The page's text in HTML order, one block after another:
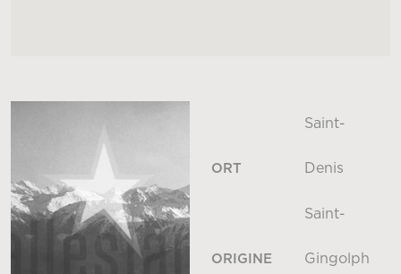
ORT
Saint-
Denis
ORIGINE
Saint-
Gingolph